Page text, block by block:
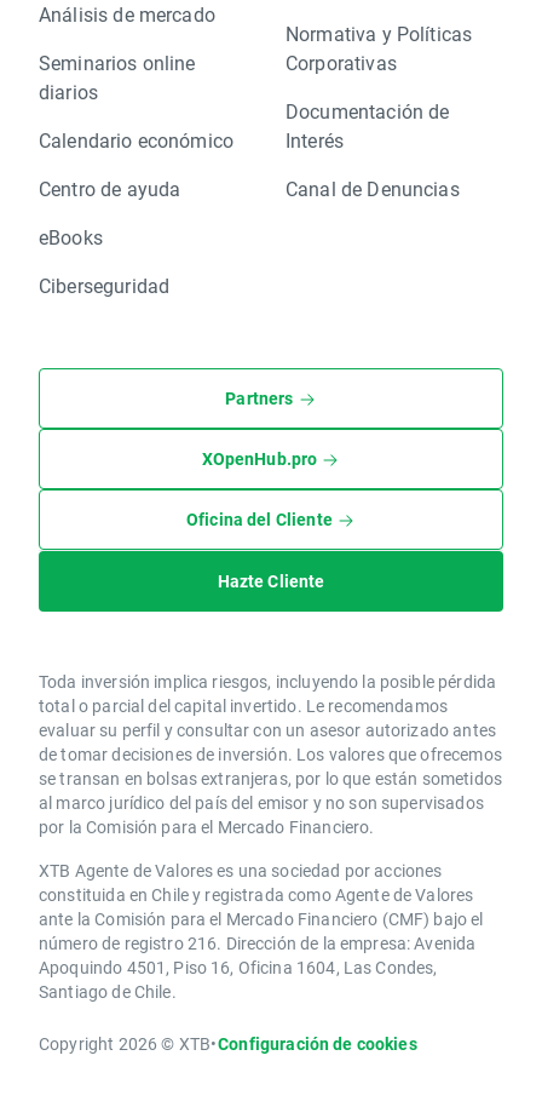
Análisis de mercado
Seminarios online
diarios
Calendario económico
Centro de ayuda
eBooks
Ciberseguridad
Normativa y Políticas
Corporativas
Documentación de
Interés
Canal de Denuncias
Partners
XOpenHub.pro
Oficina del Cliente
Hazte Cliente
Toda inversión implica riesgos, incluyendo la posible pérdida
total o parcial del capital invertido. Le recomendamos
evaluar su perfil y consultar con un asesor autorizado antes
de tomar decisiones de inversión. Los valores que ofrecemos
se transan en bolsas extranjeras, por lo que están sometidos
al marco jurídico del país del emisor y no son supervisados
por la Comisión para el Mercado Financiero.
XTB Agente de Valores es una sociedad por acciones
constituida en Chile y registrada como Agente de Valores
ante la Comisión para el Mercado Financiero (CMF) bajo el
número de registro 216. Dirección de la empresa: Avenida
Apoquindo 4501, Piso 16, Oficina 1604, Las Condes,
Santiago de Chile.
Copyright 2026 © XTB•Configuración de cookies